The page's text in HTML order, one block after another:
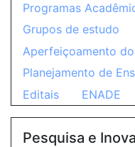
Programas
Grupos de estudo
Aperfeiçoamento
Planejamento de
Editais
ENADE
Pesquisa e